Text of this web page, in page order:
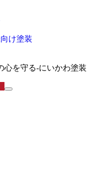
け塗装
を守る‐にいかわ塗装